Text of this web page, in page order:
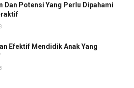
Dan Potensi Yang Perlu Dipahami
Efektif Mendidik Anak Yang